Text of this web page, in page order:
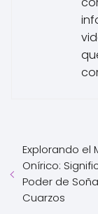
Explorando el
Onírico:
Poder de
Cuarzos